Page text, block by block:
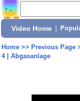
Video Home
Home>> Previous Page
4 | Abgasanlage